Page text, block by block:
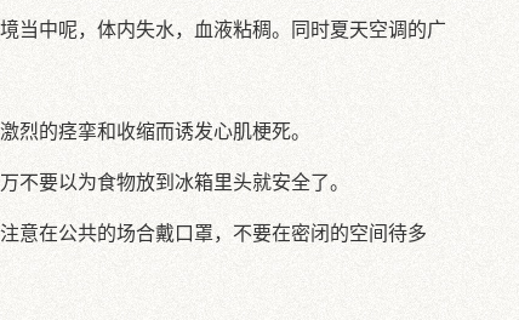
当中呢，体内失水，血液粘稠。同时夏天空调的广
烈的痉挛和收缩而诱发心肌梗死。
不要以为食物放到冰箱里头就安全了。
意在公共的场合戴口罩，不要在密闭的空间待多